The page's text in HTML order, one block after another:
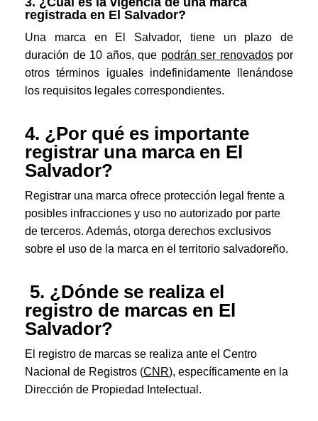
registrada en El Salvador?
Una marca en El Salvador, tiene un plazo de
duración de 10 años, que podrán ser renovadospor
otros términos iguales indefinidamente llenándose
los requisitos legales correspondientes.
4. ¿Por qué es importante
registrar una marca en El
Salvador?
Registrar una marca ofrece protección legal frente a
posibles infracciones y uso no autorizado por parte
de terceros. Además, otorga derechos exclusivos
sobre el uso de la marca en el territorio salvadoreño.
5. ¿Dónde se realiza el
registro de marcas en El
Salvador?
El registro de marcas se realiza ante el Centro
Nacional de Registros (CNR), específicamente en la
Dirección de Propiedad Intelectual.